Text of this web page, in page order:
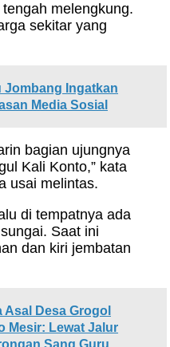
melengkung.
sekitar yang
Jombang Ingatkan
Media Sosial
bagian ujungnya
Kali Konto,” kata
usai melintas.
di tempatnya ada
Saat ini
dan kiri jembatan
Asal Desa Grogol
Mesir: Lewat Jalur